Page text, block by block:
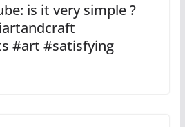
is it very simple ?
#art #satisfying